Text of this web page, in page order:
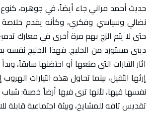
حديث أحمد مراني جاء أيضاً، في جوهره،
نضالي وسياسي وفكري، وكأنه يقدم خلاصة
حتى لا يتم الزج بهم مرة أخرى في معارك
ديني مستورد من الخليج. فهذا الخليج نفسه
آثار التيارات التي صنعها أو احتضنها سابقاً،
إرثها الثقيل، بينما تحاول هذه التيارات
نفسها فيها، لأنها ترى فيها أرضاً خصبة:
تقديس تافه للمشايخ، وبيئة اجتماعية قابلة